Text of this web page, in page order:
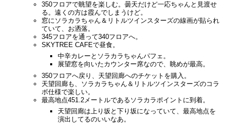
350フロアで眺望を楽しむ。曇天だけど一応ちゃんと見渡せ
る。遠くの方は霞んでしまうけど。
窓にソラカラちゃん＆リトルツインスターズの線画が貼られ
ていて、お洒落。
345フロアを通って340フロアへ。
SKYTREE CAFEで昼食。
中辛カレーとソラカラちゃんパフェ。
展望窓を向いたカウンター席なので、眺めが最高。
350フロアへ戻り、天望回廊へのチケットを購入。
天望回廊も、ソラカラちゃん＆リトルツインスターズのコラ
ボ仕様で楽しい。
最高地点451.2メートルであるソラカラポイントに到着。
天望回廊は上り坂と下り坂になっていて、最高地点を
演出してるのいいなあ。